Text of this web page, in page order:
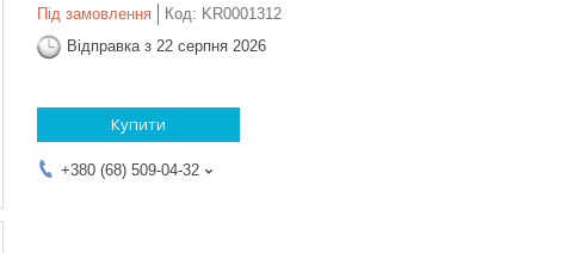
Під замовлення Код: KR0001312
Відправка з 22 серпня 2026
Купити
+380 (68) 509-04-32